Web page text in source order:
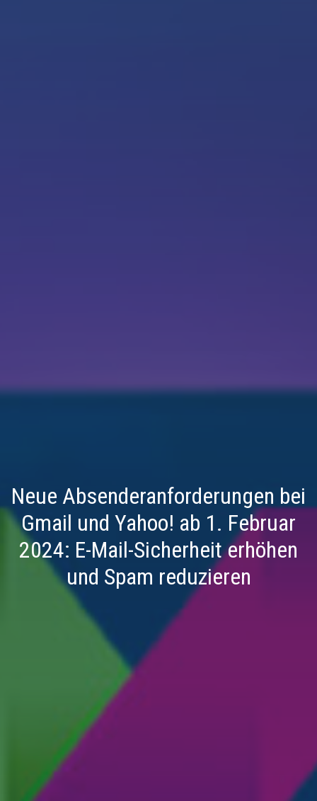
Neue Absenderanforderungen bei
Gmail und Yahoo! ab 1. Februar
2024: E-Mail-Sicherheit erhöhen
und Spam reduzieren